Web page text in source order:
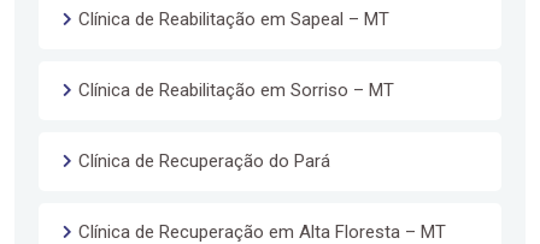
Clínica de Reabilitação em Sapeal – MT
Clínica de Reabilitação em Sorriso – MT
Clínica de Recuperação do Pará
Clínica de Recuperação em Alta Floresta – MT